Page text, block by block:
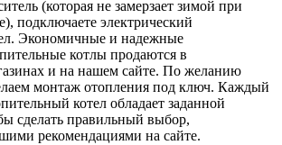
(которая не замерзает зимой при
подключаете электрический
Экономичные и надежные
котлы продаются в
и на нашем сайте. По желанию
монтаж отопления под ключ. Каждый
котел обладает заданной
сделать правильный выбор,
рекомендациями на сайте.